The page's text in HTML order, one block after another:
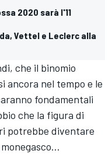
2020 sarà l'11
Vettel e Leclerc alla
che il binomio
ancora nel tempo e le
fondamentali
che la figura di
potrebbe diventare